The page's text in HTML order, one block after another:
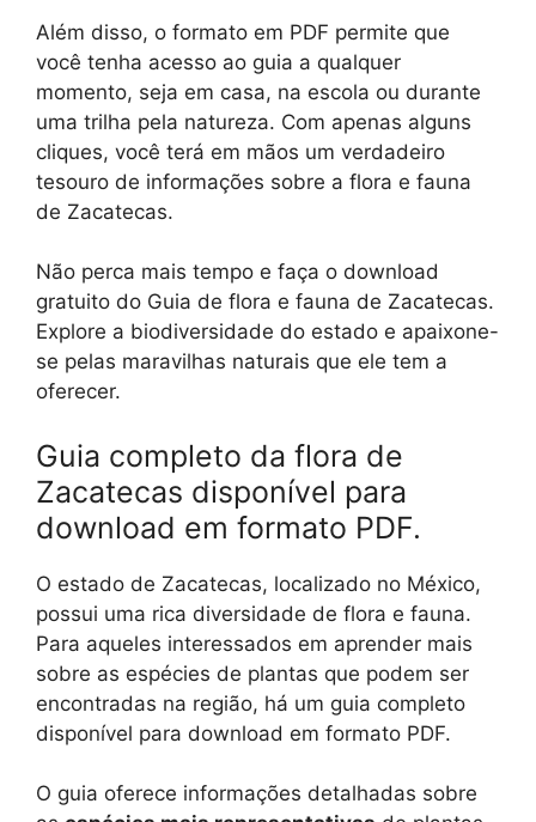
Além disso, o formato em PDF permite que
você tenha acesso ao guia a qualquer
momento, seja em casa, na escola ou durante
uma trilha pela natureza. Com apenas alguns
cliques, você terá em mãos um verdadeiro
tesouro de informações sobre a flora e fauna
de Zacatecas.
Não perca mais tempo e faça o download
gratuito do Guia de flora e fauna de Zacatecas.
Explore a biodiversidade do estado e apaixone-
se pelas maravilhas naturais que ele tem a
oferecer.
Guia completo da flora de
Zacatecas disponível para
download em formato PDF.
O estado de Zacatecas, localizado no México,
possui uma rica diversidade de flora e fauna.
Para aqueles interessados em aprender mais
sobre as espécies de plantas que podem ser
encontradas na região, há um guia completo
disponível para download em formato PDF.
O guia oferece informações detalhadas sobre